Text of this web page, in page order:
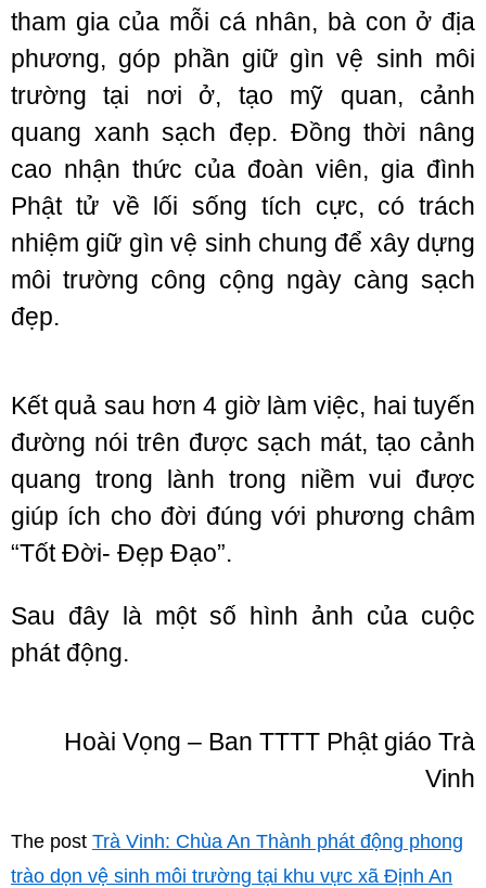
tham gia của mỗi cá nhân, bà con ở địa
phương, góp phần giữ gìn vệ sinh môi
trường tại nơi ở, tạo mỹ quan, cảnh
quang xanh sạch đẹp. Đồng thời nâng
cao nhận thức của đoàn viên, gia đình
Phật tử về lối sống tích cực, có trách
nhiệm giữ gìn vệ sinh chung để xây dựng
môi trường công cộng ngày càng sạch
đẹp.
Kết quả sau hơn 4 giờ làm việc, hai tuyến
đường nói trên được sạch mát, tạo cảnh
quang trong lành trong niềm vui được
giúp ích cho đời đúng với phương châm
“Tốt Đời- Đẹp Đạo”.
Sau đây là một số hình ảnh của cuộc
phát động.
Hoài Vọng – Ban TTTT Phật giáo Trà
Vinh
The post Trà Vinh: Chùa An Thành phát động phong
trào dọn vệ sinh môi trường tại khu vực xã Định An